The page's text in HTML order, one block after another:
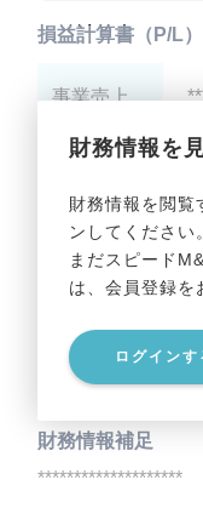
財務情報を
財務情報を閲覧
ンしてください
まだスピード
は、会員登録を
ログインす
損益計算書（P/L）
事業売上
事業利益
貸借対照表（B/S）
事業資産
事業負債
財務情報補足
********************